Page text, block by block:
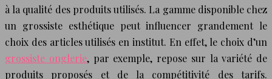
à la qualité des produits utilisés. La gamme disponible chez
un grossiste esthétique peut influencer grandement le
choix des articles utilisés en institut. En effet, le choix d’un
grossiste onglerie, par exemple, repose sur la variété de
produits proposés et de la compétitivité des tarifs.